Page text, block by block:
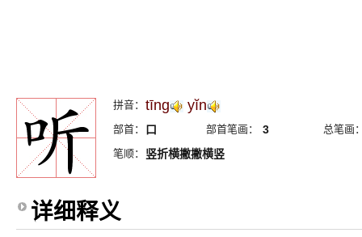
拼音： tīng yĭn
部首： 口 部首笔画： 3
总笔画
笔顺：
竖折横撇撇横竖
详细释义